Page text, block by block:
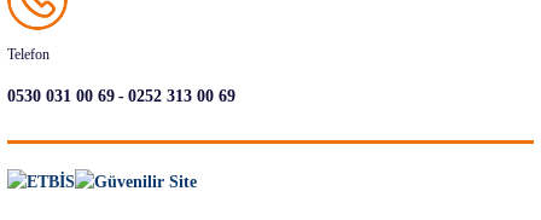
Telefon
0530 031 00 69-0252 313 00 69